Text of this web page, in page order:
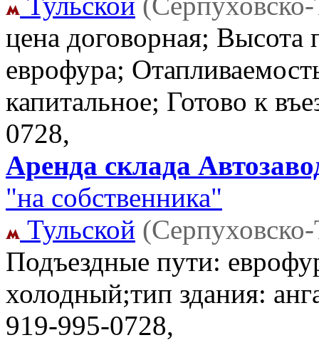
цена договорная; Высота
еврофура;
капитальное; Готово к
0728,
Аренда склада
"на собственника"
Тульской
Подъездные пути:
холодный;тип здания:
919-995-0728,